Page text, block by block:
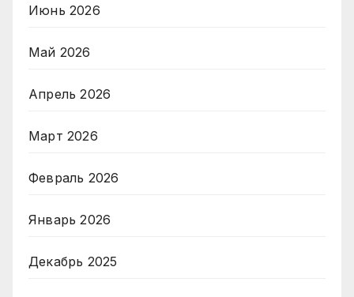
Июнь 2026
Май 2026
Апрель 2026
Март 2026
Февраль 2026
Январь 2026
Декабрь 2025